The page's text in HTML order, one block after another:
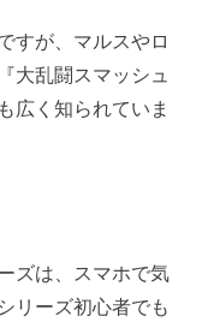
すが、マルスやロ
大乱闘スマッシュ
広く知られていま
ズは、スマホで気
リーズ初心者でも